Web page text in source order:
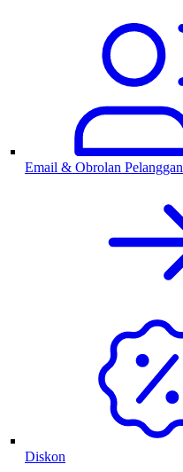
Email & Obrolan Pelanggan
Diskon